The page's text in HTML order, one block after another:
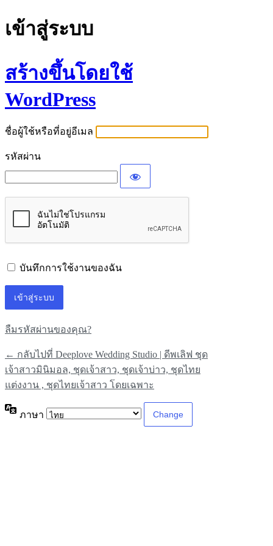
เข้าสู่ระบบ
สร้างขึ้นโดยใช้
WordPress
ชื่อผู้ใช้หรือที่อยู่อีเมล
รหัสผ่าน
บันทึกการใช้งานของฉัน
ลืมรหัสผ่านของคุณ?
← กลับไปที่ Deeplove Wedding Studio | ดีพเลิฟ ชุด
เจ้าสาวมินิมอล, ชุดเจ้าสาว, ชุดเจ้าบ่าว, ชุดไทย
แต่งงาน , ชุดไทยเจ้าสาว โดยเฉพาะ
ภาษา